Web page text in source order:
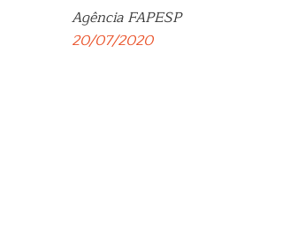
Agência FAPESP
20/07/2020